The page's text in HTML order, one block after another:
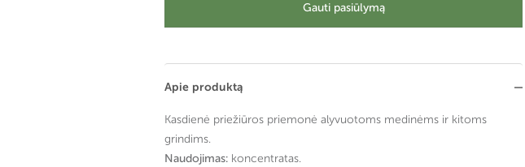
Gauti pasiūlymą
Apie produktą
Kasdienė priežiūros priemonė alyvuotoms medinėms ir kitoms
grindims.
Naudojimas: koncentratas.